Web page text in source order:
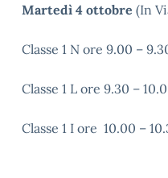
Martedì 4 ottobre (In
Classe 1 N ore 9.00 –
Classe 1 L ore 9.30 –
Classe 1 I ore 10.00 –